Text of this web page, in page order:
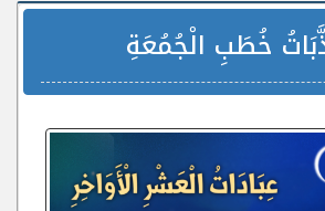
خُطَبِ الْجُمُعَةِ